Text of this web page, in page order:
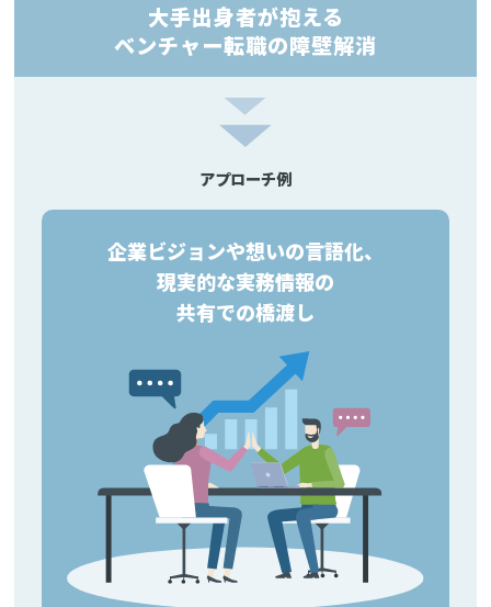
大手出身者が抱える
ベンチャー転職の障壁解消
アプローチ例
企業ビジョンや想いの言語化、
現実的な実務情報の
共有での橋渡し